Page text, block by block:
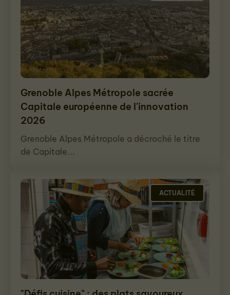
Grenoble Alpes Métropole sacrée
Capitale européenne de l'innovation
2026
Grenoble Alpes Métropole a décroché le titre
de Capitale...
ACTUALITÉ